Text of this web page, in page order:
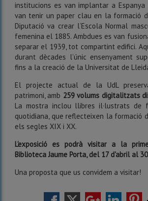
institucions es van implantar a
van tenir un paper clau en la formació
Diputació va crear l’Escola Normal
femenina el 1885. Ambdues es van
separar el 1939, tot compartint edifici.
durant dècades l’únic ensenyament
fins a la creació de la Universitat de
El projecte actual de la UdL
patrimoni, amb 259 volums digitalitzats
La mostra inclou llibres il·lustrats de
quotidiana, que reflecteixen la formació
els segles XIX i XX.
L'exposició es podrà visitar a la
Biblioteca Jaume Porta, del 17 d'abril al
Una proposta que us convidem a visitar!